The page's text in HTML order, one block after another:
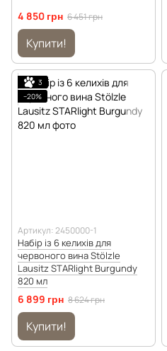
4 850 грн 6 451 грн
Купити!
3
−20%
Артикул: 2450000-1
Набір із 6 келихів для
червоного вина Stölzle
Lausitz STARlight Burgundy
820 мл
6 899 грн 8 624 грн
Купити!